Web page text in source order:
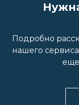
Подробно
нашего
еще